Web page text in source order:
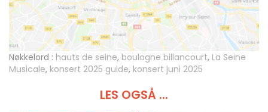
Nøkkelord : hauts de seine, boulogne billancourt, La Seine
Musicale, konsert 2025 guide, konsert juni 2025
LES OGSÅ ...